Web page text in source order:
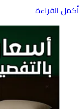
أكمل القراءة